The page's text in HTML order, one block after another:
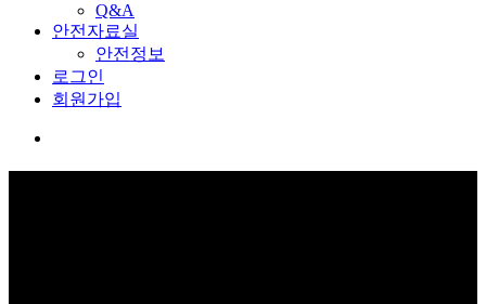
Q&A
안전자료실
안전정보
로그인
회원가입